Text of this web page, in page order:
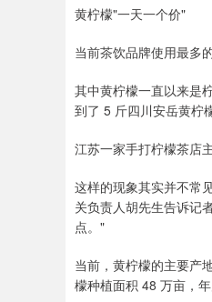
黄柠檬"一天一个价"
当前茶饮品牌使用最多
其中黄柠檬一直以来是
到了 5 斤四川安岳黄柠
江苏一家手打柠檬茶店
这样的现象其实并不常
关负责人胡先生告诉记
点。"
当前，黄柠檬的主要产
檬种植面积 48 万亩，